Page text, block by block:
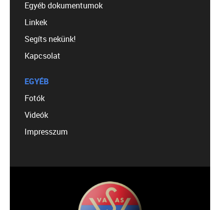
Egyéb dokumentumok
Linkek
Segíts nekünk!
Kapcsolat
EGYÉB
Fotók
Videók
Impresszum